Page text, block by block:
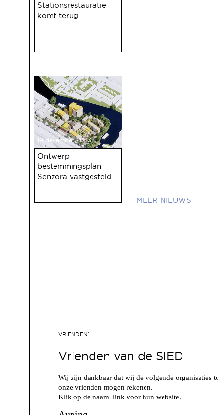
Stationsrestauratie
komt terug
19 december 2023
Ontwerp
bestemmingsplan
Senzora vastgesteld
NIEUWS
Vrienden van de SIED
Wij zijn dankbaar dat wij de volgende organisaties
onze vrienden mogen rekenen.
Klik op de naam=link voor hun website.